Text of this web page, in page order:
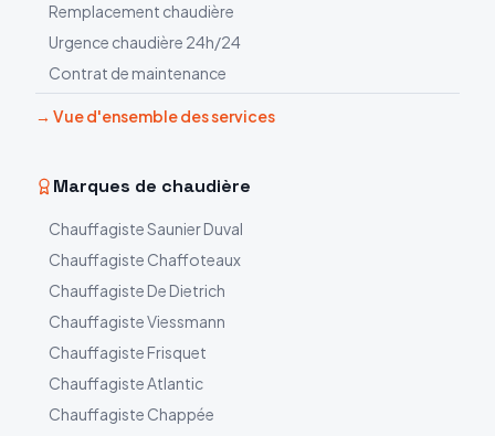
Remplacement chaudière
Urgence chaudière 24h/24
Contrat de maintenance
→ Vue d'ensemble des services
Marques de chaudière
ChauffagisteSaunier Duval
Chauffagiste Chaffoteaux
Chauffagiste De Dietrich
ChauffagisteViessmann
Chauffagiste Frisquet
ChauffagisteAtlantic
Chauffagiste Chappée